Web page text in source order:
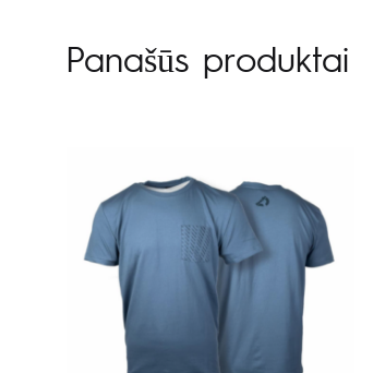
Panašūs produktai